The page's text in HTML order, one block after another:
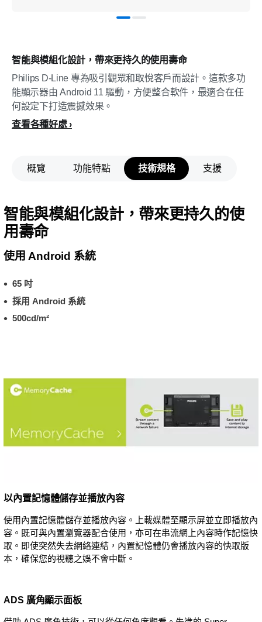
智能與模組化設計，帶來更持久的使用壽命
Philips D-Line 專為吸引觀眾和取悅客戶而設計。這款多功
能顯示器由 Android 11 驅動，方便整合軟件，最適合在任
何設定下打造震撼效果。
查看各種好處
概覽 功能特點 技術規格 支援
智能與模組化設計，帶來更持久的使
用壽命
使用 Android 系統
65 吋
採用 Android 系統
500cd/m²
以內置記憶體儲存並播放內容
使用內置記憶體儲存並播放內容。上載媒體至顯示屏並立即播放內
容。既可與內置瀏覽器配合使用，亦可在串流網上內容時作記憶快
取。即使突然失去網絡連結，內置記憶體仍會播放內容的快取版
本，確保您的視聽之娛不會中斷。
ADS 廣角顯示面板